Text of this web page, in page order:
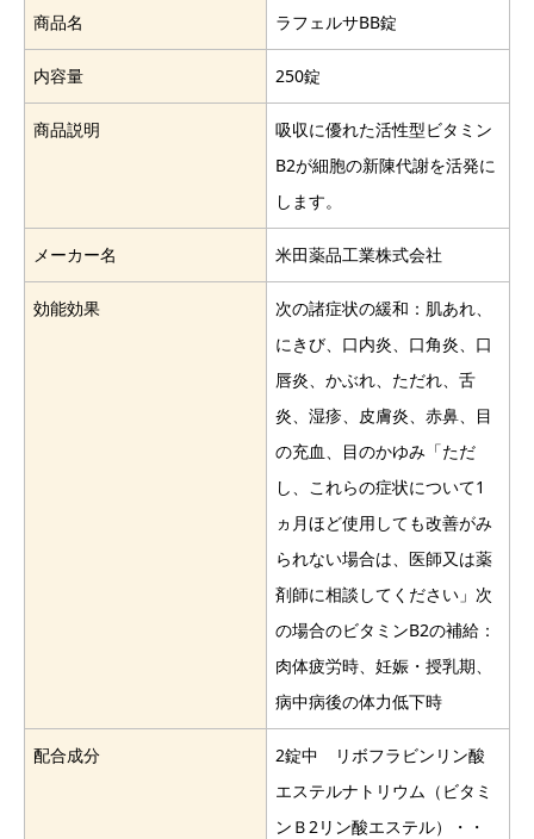
商品名 ラフェルサBB錠
内容量 250錠
商品説明
吸収に優れた活性型ビタミン
B2が細胞の新陳代謝を活発に
します。
メーカー名 米田薬品工業株式会社
効能効果
次の諸症状の緩和：肌あれ、
にきび、口内炎、口角炎、口
唇炎、かぶれ、ただれ、舌
炎、湿疹、皮膚炎、赤鼻、目
の充血、目のかゆみ「ただ
し、これらの症状について1
ヵ月ほど使用しても改善がみ
られない場合は、医師又は薬
剤師に相談してください」次
の場合のビタミンB2の補給：
肉体疲労時、妊娠・授乳期、
病中病後の体力低下時
配合成分
2錠中 リボフラビンリン酸
エステルナトリウム（ビタミ
ンＢ2リン酸エステル）・・